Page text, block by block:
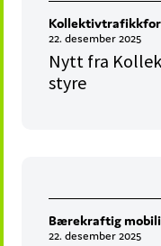
22. desember 2025
Nytt fra
styre
Bærekraftig
22. desember 2025